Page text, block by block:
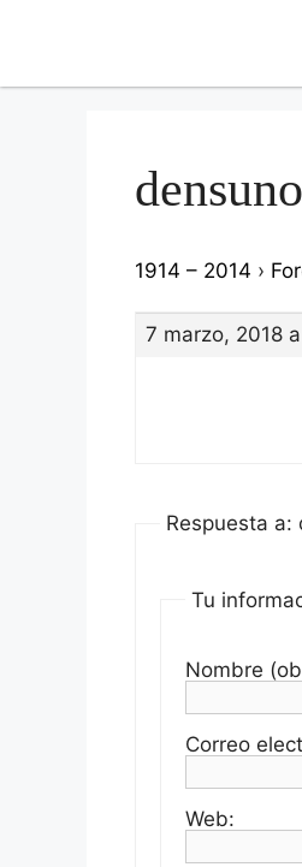
densuno
1914 – 2014 ›
7 marzo, 2018
Respuesta a:
Tu
Nombre
Correo
Web: